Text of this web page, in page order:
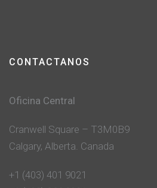
CONTACTANOS
Oficina Central
Cranwell Square – T3M0B9
Calgary, Alberta. Canada
+1 (403) 401 9021